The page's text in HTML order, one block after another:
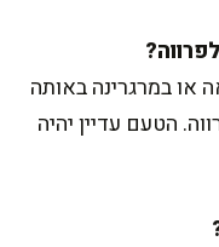
במרגרינה באותה
הטעם עדיין יהיה